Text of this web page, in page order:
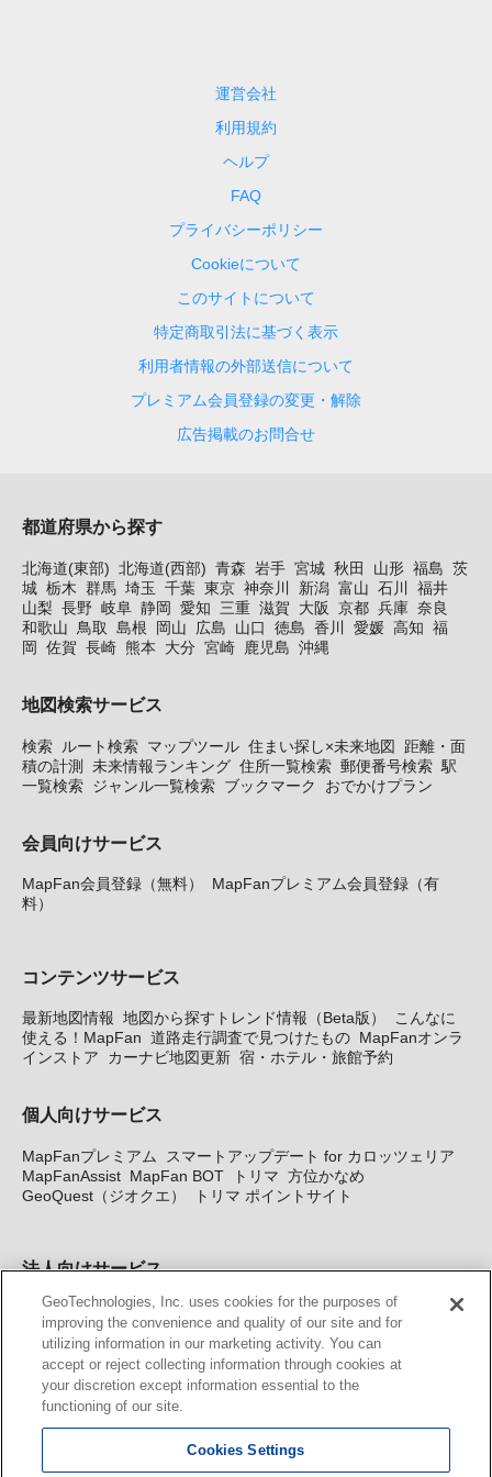
運営会社
利用規約
ヘルプ
FAQ
プライバシーポリシー
Cookieについて
このサイトについて
特定商取引法に基づく表示
利用者情報の外部送信について
プレミアム会員登録の変更・解除
広告掲載のお問合せ
都道府県から探す
北海道(東部) 北海道(西部) 青森 岩手 宮城 秋田 山形 福島 茨
城 栃木 群馬 埼玉 千葉 東京 神奈川 新潟 富山 石川
福井
山梨 長野 岐阜 静岡 愛知 三重 滋賀 大阪 京都 兵庫 奈良
和歌山
鳥取 島根 岡山 広島 山口 徳島 香川 愛媛 高知 福
岡
佐賀 長崎 熊本 大分 宮崎 鹿児島 沖縄
地図検索サービス
検索 ルート検索 マップツール 住まい探し×未来地図
距離・面
積の計測 未来情報ランキング 住所一覧検索 郵便番号検索 駅
一覧検索 ジャンル一覧検索 ブックマーク おでかけプラン
会員向けサービス
MapFan会員登録（無料）
MapFanプレミアム会員登録（有
料）
コンテンツサービス
最新地図情報 地図から探すトレンド情報（Beta版）
こんなに
使える！MapFan 道路走行調査で見つけたもの MapFanオンラ
インストア
カーナビ地図更新 宿・ホテル・旅館予約
個人向けサービス
MapFanプレミアム
スマートアップデート for カロッツェリア
MapFanAssist MapFan BOT トリマ 方位かなめ
GeoQuest（ジオクエ）
トリマ ポイントサイト
法人向けサービス
法人向け地図・位置情報サービス WEBサイト・システム向け地
図API Windows PC向け地図開発キット MapFan DB 住所確認
サービス
MAP WORLD+ トリマ広告 Geo-Research
カーナビ地図更新サービス
MapFan スマートメンバーズ カロッツェリア地図割プラス
GeoTechnologies, Inc. uses cookies for the purposes of
improving the convenience and quality of our site and for
utilizing information in our marketing activity. You can
accept or reject collecting information through cookies at
your discretion except information essential to the
functioning of our site.
Cookies Settings